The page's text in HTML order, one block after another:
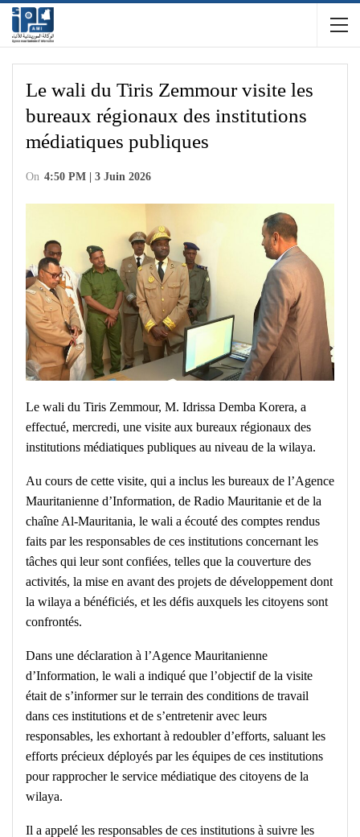
Le wali du Tiris Zemmour visite les
bureaux régionaux des institutions
médiatiques publiques
On 4:50 PM | 3 Juin 2026
Le wali du Tiris Zemmour, M. Idrissa Demba Korera, a
effectué, mercredi, une visite aux bureaux régionaux des
institutions médiatiques publiques au niveau de la wilaya.
Au cours de cette visite, qui a inclus les bureaux de l’Agence
Mauritanienne d’Information, de Radio Mauritanie et de la
chaîne Al-Mauritania, le wali a écouté des comptes rendus
faits par les responsables de ces institutions concernant les
tâches qui leur sont confiées, telles que la couverture des
activités, la mise en avant des projets de développement dont
la wilaya a bénéficiés, et les défis auxquels les citoyens sont
confrontés.
Dans une déclaration à l’Agence Mauritanienne
d’Information, le wali a indiqué que l’objectif de la visite
était de s’informer sur le terrain des conditions de travail
dans ces institutions et de s’entretenir avec leurs
responsables, les exhortant à redoubler d’efforts, saluant les
efforts précieux déployés par les équipes de ces institutions
pour rapprocher le service médiatique des citoyens de la
wilaya.
Il a appelé les responsables de ces institutions à suivre les